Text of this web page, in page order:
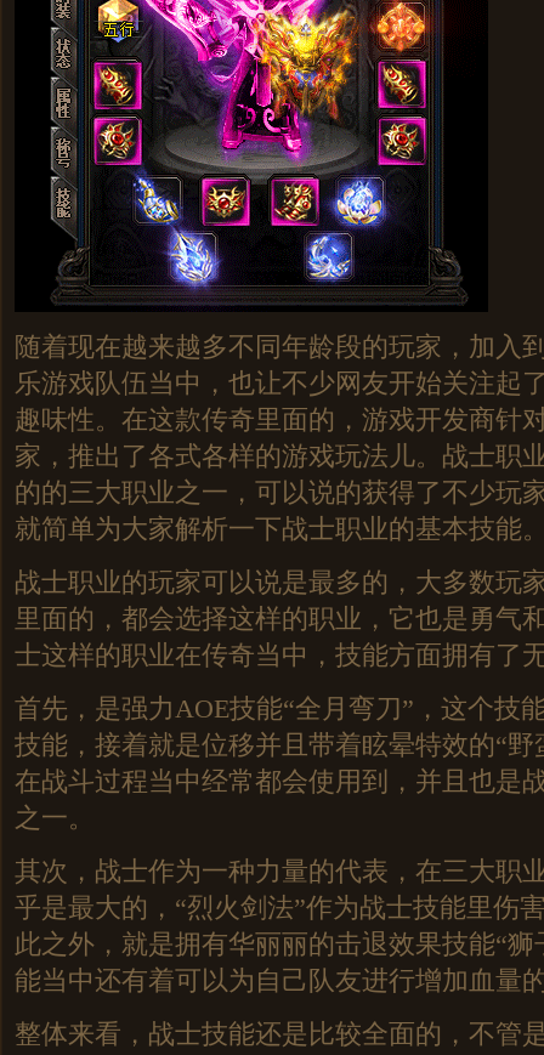
随着现在越来越多不同年龄段的玩家，加入
乐游戏队伍当中，也让不少网友开始关注起
趣味性。在这款传奇里面的，游戏开发商针
家，推出了各式各样的游戏玩法儿。战士职
的的三大职业之一，可以说的获得了不少玩
就简单为大家解析一下战士职业的基本技能
战士职业的玩家可以说是最多的，大多数玩
里面的，都会选择这样的职业，它也是勇气
士这样的职业在传奇当中，技能方面拥有了
首先，是强力AOE技能“全月弯刀”，这个技
技能，接着就是位移并且带着眩晕特效的“野
在战斗过程当中经常都会使用到，并且也是
之一。
其次，战士作为一种力量的代表，在三大职
乎是最大的，“烈火剑法”作为战士技能里伤
此之外，就是拥有华丽丽的击退效果技能“
能当中还有着可以为自己队友进行增加血量
整体来看，战士技能还是比较全面的，不管